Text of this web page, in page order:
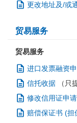
更改地址及/或
贸易服务
贸易服务
进口发票融资
信托收据
（只
修改信用证申
赔偿保证书 (担